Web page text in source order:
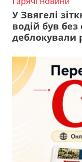
У Звягелі
водій був без
деблокували